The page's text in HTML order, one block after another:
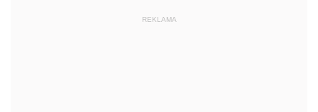
REKLAMA